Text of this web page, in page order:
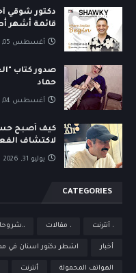
دكتور شوقي
قائمة أشهر
أغسطس 05, 2026
صدور كتاب
حماد
أغسطس 04, 2026
كيف أصبح
لاكتشاف
يوليو 31, 2026
CATEGORIES
، أنترنت ، مقالات
أخبار اشطر دكتور اسنان في
الهواتف المحمولة أنترنت